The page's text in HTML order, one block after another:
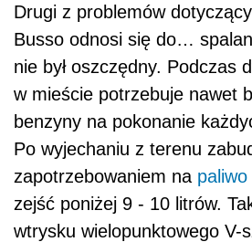
Drugi z problemów
Busso odnosi się do…
nie był oszczędny. Podczas
w mieście potrzebuje nawet
benzyny na pokonanie
Po wyjechaniu z terenu
zapotrzebowaniem na paliwo
zejść poniżej 9 - 10 litrów.
wtrysku wielopunktowego V-